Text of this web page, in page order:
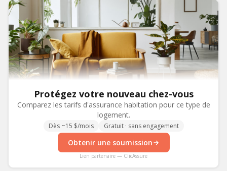
Protégez votre nouveau chez-vous
Comparez les tarifs d'assurance habitation pour ce type de
logement.
Dès ~15 $/mois Gratuit · sans engagement
Obtenir une soumission
Lien partenaire — ClicAssure